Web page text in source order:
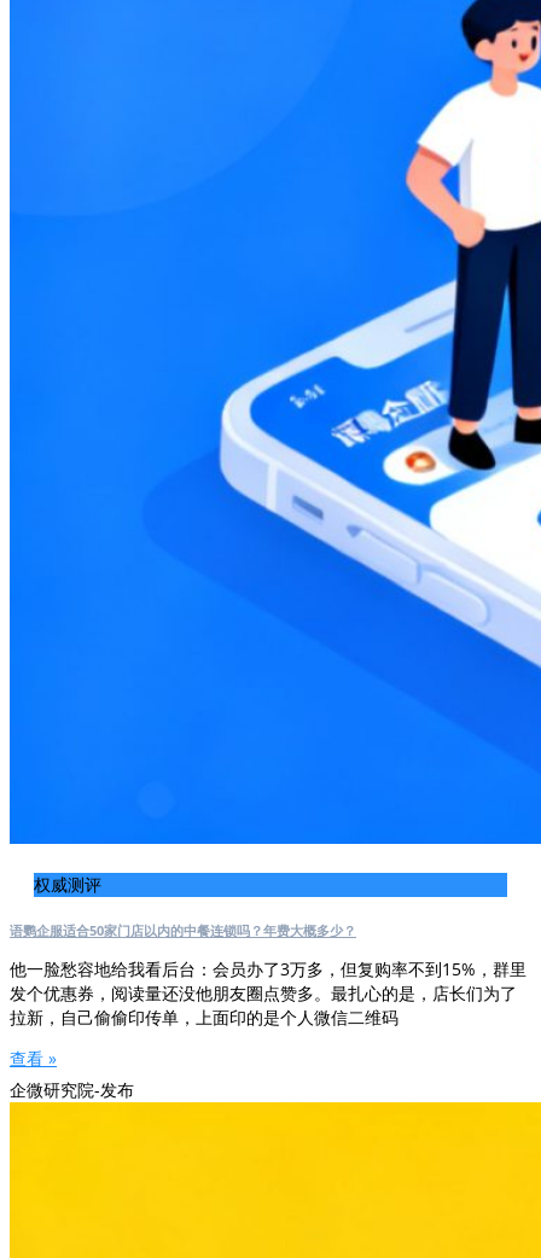
权威测评
语鹦企服适合50家门店以内的中餐连锁吗？年费大概多少？
他一脸愁容地给我看后台：会员办了3万多，但复购率不到15%，群里
发个优惠券，阅读量还没他朋友圈点赞多。最扎心的是，店长们为了
拉新，自己偷偷印传单，上面印的是个人微信二维码
查看 »
企微研究院-发布